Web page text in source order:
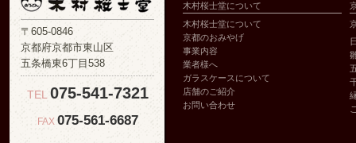
〒605-0846
京都府京都市東山区
五条橋東6丁目538
TEL 075-541-7321
FAX 075-561-6687
木村桜士堂について
木村桜士堂について
京都のおみやげ
事業内容
業者様へ
ガラスケースについて
店舗のご紹介
お問い合わせ